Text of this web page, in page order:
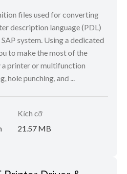
files used for converting
description language (PDL)
system. Using a dedicated
to make the most of the
printer or multifunction
hole punching, and ...
Kích cỡ
21.57 MB